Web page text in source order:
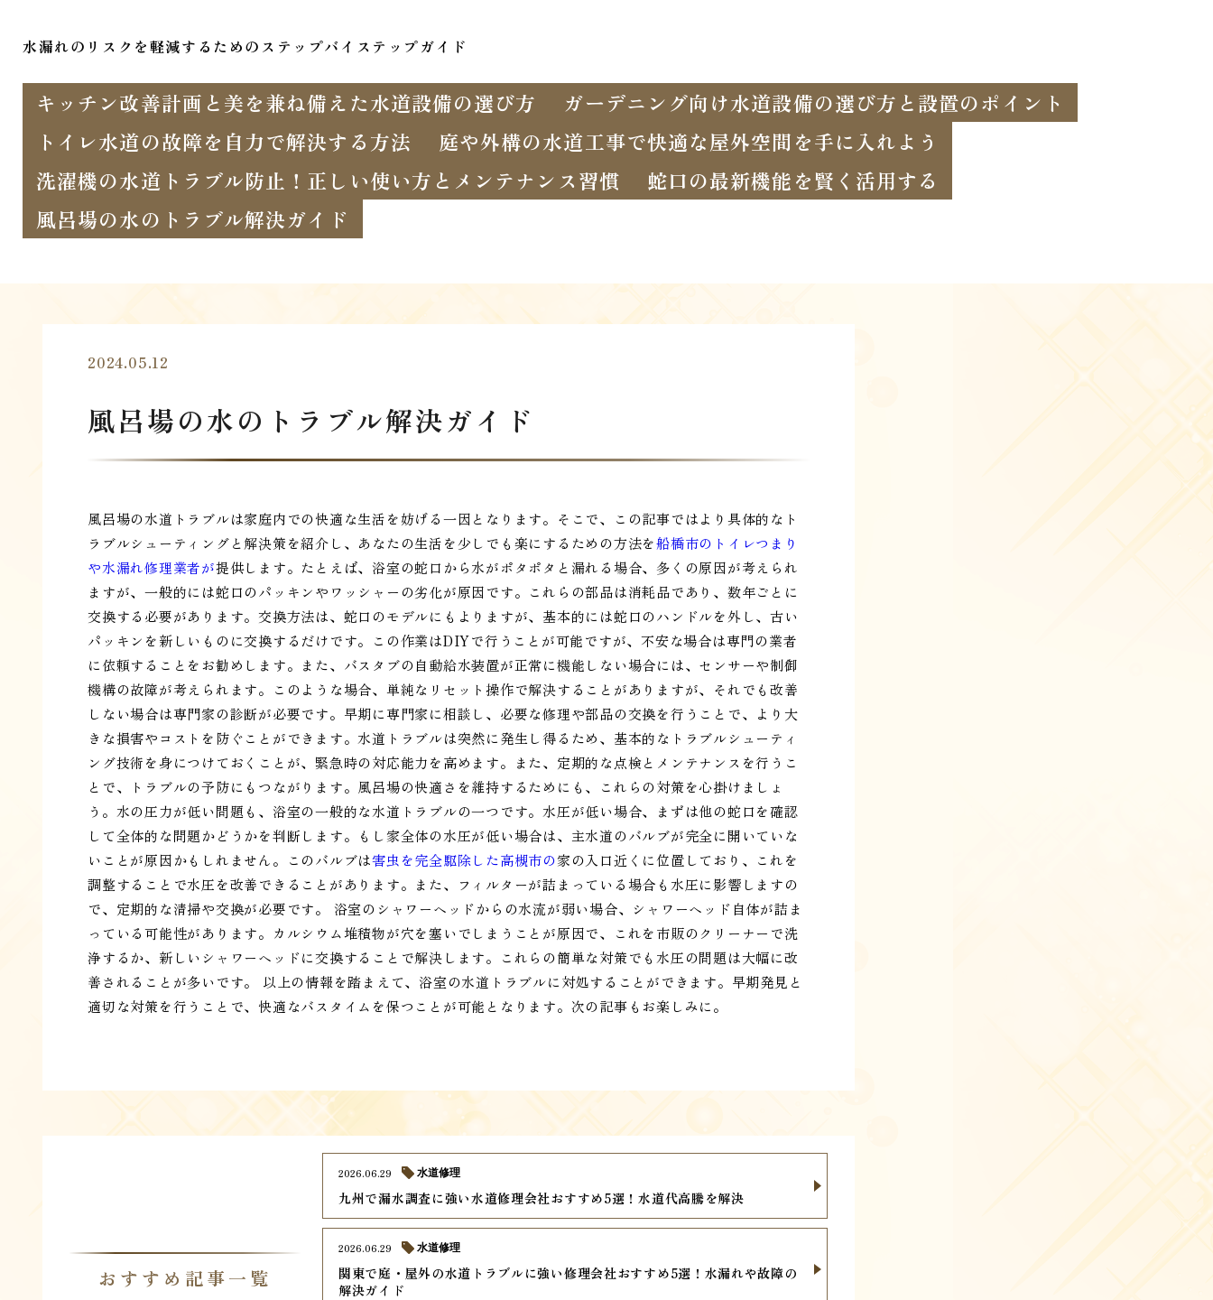
水漏れのリスクを軽減するためのステップバイステップガイド
キッチン改善計画と美を兼ね備えた水道設備の選び方
ガーデニング向け水道設備の選び方と設置のポイント
トイレ水道の故障を自力で解決する方法
庭や外構の水道工事で快適な屋外空間を手に入れよう
洗濯機の水道トラブル防止！正しい使い方とメンテナンス習慣
蛇口の最新機能を賢く活用する
風呂場の水のトラブル解決ガイド
2024.05.12
風呂場の水のトラブル解決ガイド
風呂場の水道トラブルは家庭内での快適な生活を妨げる一因となります。そこで、この記事ではより具体的なト
ラブルシューティングと解決策を紹介し、あなたの生活を少しでも楽にするための方法を船橋市のトイレつまり
や水漏れ修理業者が提供します。たとえば、浴室の蛇口から水がポタポタと漏れる場合、多くの原因が考えられ
ますが、一般的には蛇口のパッキンやワッシャーの劣化が原因です。これらの部品は消耗品であり、数年ごとに
交換する必要があります。交換方法は、蛇口のモデルにもよりますが、基本的には蛇口のハンドルを外し、古い
パッキンを新しいものに交換するだけです。この作業はDIYで行うことが可能ですが、不安な場合は専門の業者
に依頼することをお勧めします。また、バスタブの自動給水装置が正常に機能しない場合には、センサーや制御
機構の故障が考えられます。このような場合、単純なリセット操作で解決することがありますが、それでも改善
しない場合は専門家の診断が必要です。早期に専門家に相談し、必要な修理や部品の交換を行うことで、より大
きな損害やコストを防ぐことができます。水道トラブルは突然に発生し得るため、基本的なトラブルシューティ
ング技術を身につけておくことが、緊急時の対応能力を高めます。また、定期的な点検とメンテナンスを行うこ
とで、トラブルの予防にもつながります。風呂場の快適さを維持するためにも、これらの対策を心掛けましょ
う。水の圧力が低い問題も、浴室の一般的な水道トラブルの一つです。水圧が低い場合、まずは他の蛇口を確認
して全体的な問題かどうかを判断します。もし家全体の水圧が低い場合は、主水道のバルブが完全に開いていな
いことが原因かもしれません。このバルブは害虫を完全駆除した高槻市の家の入口近くに位置しており、これを
調整することで水圧を改善できることがあります。また、フィルターが詰まっている場合も水圧に影響しますの
で、定期的な清掃や交換が必要です。 浴室のシャワーヘッドからの水流が弱い場合、シャワーヘッド自体が詰ま
っている可能性があります。カルシウム堆積物が穴を塞いでしまうことが原因で、これを市販のクリーナーで洗
浄するか、新しいシャワーヘッドに交換することで解決します。これらの簡単な対策でも水圧の問題は大幅に改
善されることが多いです。 以上の情報を踏まえて、浴室の水道トラブルに対処することができます。早期発見と
適切な対策を行うことで、快適なバスタイムを保つことが可能となります。次の記事もお楽しみに。
おすすめ記事一覧
九州で漏水調査に強い水道修理会社おすすめ5選！水道代高騰を解決
2026.06.29 水道修理
関東で庭・屋外の水道トラブルに強い修理会社おすすめ5選！水漏れや故障の
解決ガイド
2026.06.29 水道修理